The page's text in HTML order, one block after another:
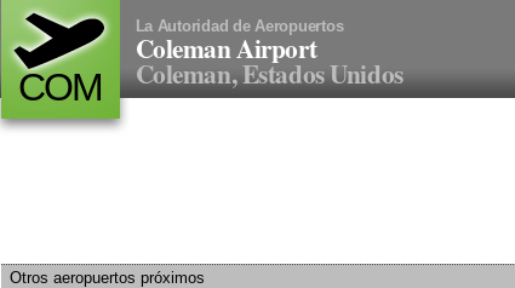
COM
La Autoridad de Aeropuertos
Coleman Airport
Coleman, Estados Unidos
Otros aeropuertos próximos